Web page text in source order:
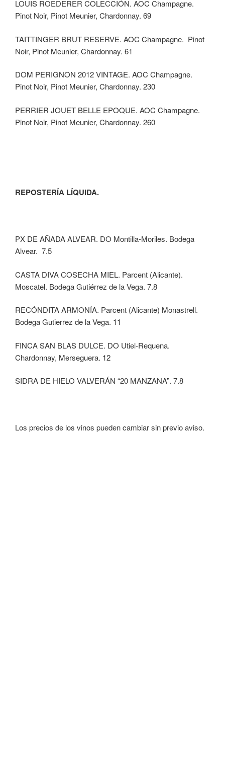
LOUIS ROEDERER COLECCIÓN. AOC Champagne.
Pinot Noir, Pinot Meunier, Chardonnay. 69
TAITTINGER BRUT RESERVE. AOC Champagne. Pinot
Noir, Pinot Meunier, Chardonnay. 61
DOM PERIGNON 2012 VINTAGE. AOC Champagne.
Pinot Noir, Pinot Meunier, Chardonnay. 230
PERRIER JOUET BELLE EPOQUE. AOC Champagne.
Pinot Noir, Pinot Meunier, Chardonnay. 260
REPOSTERÍA LÍQUIDA.
PX DE AÑADA ALVEAR. DO Montilla-Moriles. Bodega
Alvear. 7.5
CASTA DIVA COSECHA MIEL. Parcent (Alicante).
Moscatel. Bodega Gutiérrez de la Vega. 7.8
RECÓNDITA ARMONÍA. Parcent (Alicante) Monastrell.
Bodega Gutierrez de la Vega. 11
FINCA SAN BLAS DULCE. DO Utiel-Requena.
Chardonnay, Merseguera. 12
SIDRA DE HIELO VALVERÁN “20 MANZANA”. 7.8
Los precios de los vinos pueden cambiar sin previo aviso.